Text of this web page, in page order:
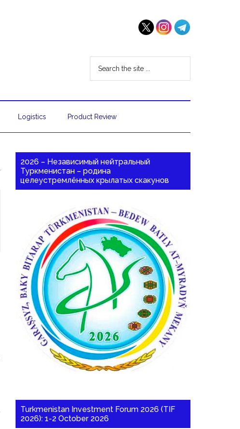
Logistics Product Review
2026 – Независимый нейтральный
Туркменистан – родина
целеустремлённых крылатых скакунов
Turkmenistan Investment Forum 2026 (TIF
2026): 1-2 October 2026